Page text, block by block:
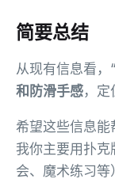
简要总结
从现有信息看，
和防滑手感，定
希望这些信息能
我你主要用扑克
会、魔术练习等